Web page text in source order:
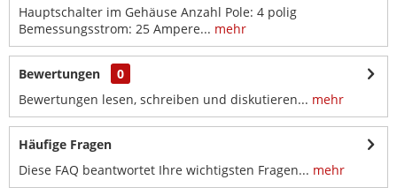
Hauptschalter im Gehäuse Anzahl Pole: 4 polig
Bemessungsstrom: 25 Ampere... mehr
Bewertungen
0
Bewertungen lesen, schreiben und diskutieren... mehr
Häufige Fragen
Diese FAQ beantwortet Ihre wichtigsten Fragen... mehr